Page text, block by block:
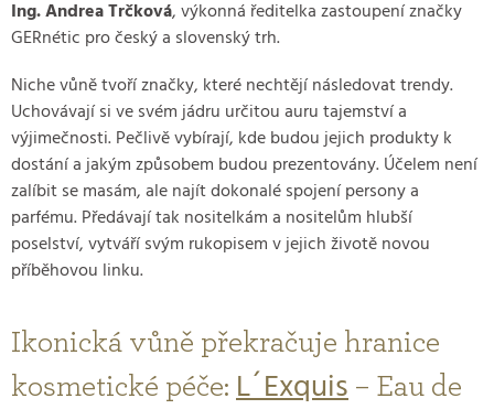
Ing. Andrea Trčková, výkonná ředitelka zastoupení značky
GERnétic pro český a slovenský trh.
Niche vůně tvoří značky, které nechtějí následovat trendy.
Uchovávají si ve svém jádru určitou auru tajemství a
výjimečnosti. Pečlivě vybírají, kde budou jejich produkty k
dostání a jakým způsobem budou prezentovány. Účelem není
zalíbit se masám, ale najít dokonalé spojení persony a
parfému. Předávají tak nositelkám a nositelům hlubší
poselství, vytváří svým rukopisem v jejich životě novou
příběhovou linku.
Ikonická vůně překračuje hranice
kosmetické péče: L´Exquis – Eau de